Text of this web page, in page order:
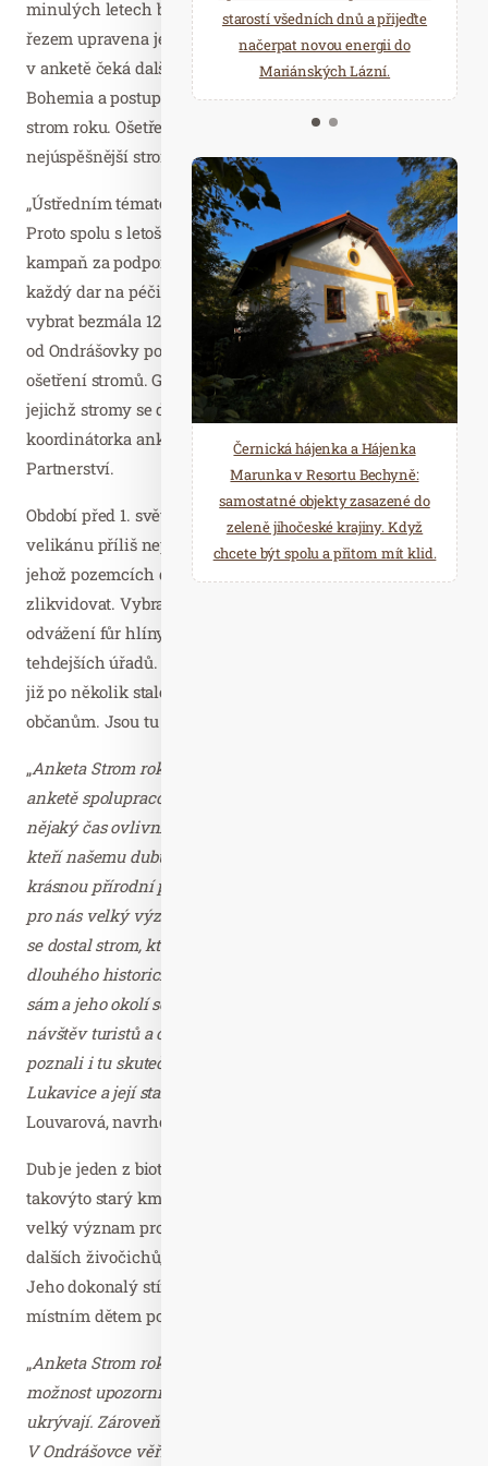
minulých letech byla po silném větru arboristickým
řezem upravena jeho koruna stromu, teď jej díky vítězství
v anketě čeká další péče na míru od firmy Prostrom
Bohemia a postup do únorového kola ankety Evropský
strom roku. Ošetření dostanou také další dva
nejúspěšnější stromy díky zásahu firmy Groown.
„Ústředním tématem ankety je péče o vzrostlé stromy.
Proto spolu s letošním hlasováním probíhala darovací
kampaň za podpory minerální vody Ondrášovka, která
každý dar na péči zdvojnásobí. V kampani se podařilo
vybrat bezmála 120 tisíc korun, které spolu s příspěvkem
od Ondrášovky poputují na jaře v podobě grantů na další
ošetření stromů. Grant bude určen pro komunity a obce,
jejichž stromy se dostaly do finále ankety,“ komentuje
koordinátorka ankety Kateřina Bolečková z Nadace
Partnerství.
Období před 1. světovou válkou tomuto téměř 800letému
velikánu příliš nepřálo. Tehdejší správa velkostatku, na
jehož pozemcích dub zakořenil, se jej usilovně snažila
zlikvidovat. Vybrala si vskutku netradiční způsob, a to
odvážení fůr hlíny od jeho kořenů. To vše i přes zákaz
tehdejších úřadů. Dub snahám o svou likvidaci odolal a
již po několik staletí dělá společnost Lukavickým
občanům. Jsou tu na něj patřičně hrdí.
„Anketa Strom roku nám všem, kteří se rozhodli v této
anketě spolupracovat, přinesla mnoho pozitivního a na
nějaký čas ovlivnila nejen nás, ale i několik tisíc lidí,
kteří našemu dubu dali hlas a tímto způsobem poznali
krásnou přírodní památku ve svém okolí. Tato akce měla
pro nás velký význam, protože do povědomí mnoha lidí
se dostal strom, který je po dobu 800 let svědkem
dlouhého historického vývoje a života v Lukavici. On
sám a jeho okolí se po několik měsíců stalo i místem
návštěv turistů a obdivovatelů přírody. Takto mnozí Češi
poznali i tu skutečnost, že existuje naše vesnice jménem
Lukavice a její starodávný dub,”
Louvarová, navrhovatelka Lukavického dubu do ankety.
Dub je jeden z biotopově nejcennějších stromů, zvláště
takovýto starý kmet. Takto starý a mohutný strom má
velký význam pro biodiverzitu hub, brouků, netopýrů a
dalších živočichů, kteří s ním žijí ve vzájemné symbióze.
Jeho dokonalý stín láká v létě dospělé k odpočinku a
místním dětem poskytuje útočiště k hrám.
„Anketa Strom roku dává komunitám jedinečnou
možnost upozornit na přírodní poklady, které jejich města
ukrývají. Zároveň poskytuje hmatatelnou pomoc přírodě.
V Ondrášovce věříme, že stromy svojí dlouhověkostí
starostí všedních dnů a přijeďte
načerpat novou energii do
Mariánských Lázní.
relaxace v oáze klidu a pohody.
Několik druhů saun a různé
možnosti ochlazení.
Černická hájenka a Hájenka
Marunka v Resortu Bechyně:
samostatné objekty zasazené do
zeleně jihočeské krajiny. Když
chcete být spolu a přitom mít klid.